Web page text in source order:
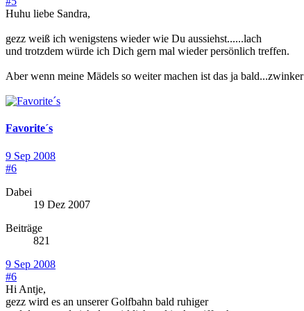
Huhu liebe Sandra,
gezz weiß ich wenigstens wieder wie Du aussiehst......lach
und trotzdem würde ich Dich gern mal wieder persönlich treffen.
Aber wenn meine Mädels so weiter machen ist das ja bald...zwinker
Favorite´s
9 Sep 2008
#6
Dabei
19 Dez 2007
Beiträge
821
9 Sep 2008
#6
Hi Antje,
gezz wird es an unserer Golfbahn bald ruhiger